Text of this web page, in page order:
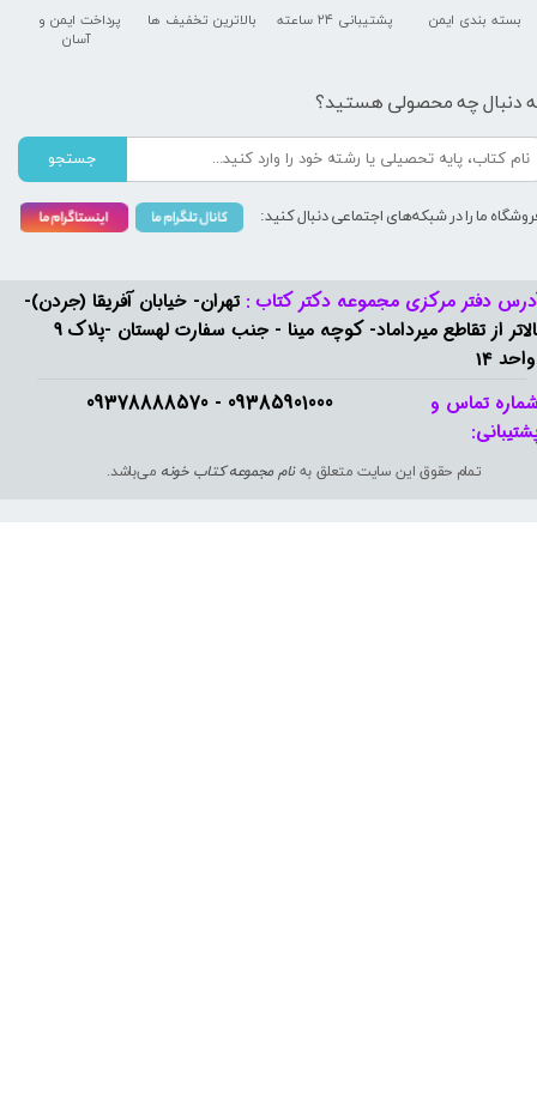
09385901000 - 09378888570​​​​​​​
دفتر مرکزی مجموعه دکتر کتاب : تهران- خیابان آفریقا (جردن)-
بالاتر از تقاطع میرداماد- کوچه مینا - جنب سفارت لهستان -پلاک 9
14
تمام حقوق این سایت متعلق بهنام مجموعه کتاب خونه می‌باشد.
تماس و
پشتیبانی ۲۴ ساعته
پرداخت ایمن و ​​​​​​​
آسان
بسته بندی ایمن بالاترین تخفیف ها
دنبال چه محصولی هستید؟
جستجو
ما را در شبکه‌های اجتماعی دنبال کنید: